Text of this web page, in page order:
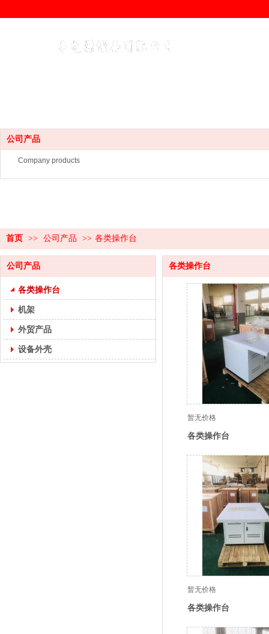
公司产品
Company products
首页 >> 公司产品 >> 各类操作台
公司产品
各类操作台
机架
外贸产品
设备外壳
各类操作台
暂无价格
各类操作台
暂无价格
各类操作台